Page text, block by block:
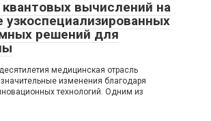
вычислений на
узкоспециализированных
решений для
медицинская отрасль
значительные изменения благодаря
технологий. Одним из